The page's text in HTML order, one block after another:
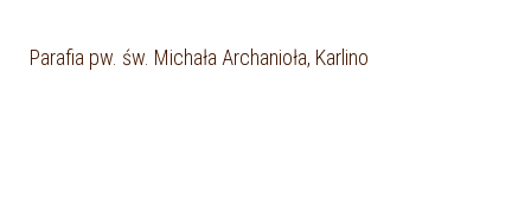
Parafia pw. św. Michała Archanioła, Karlino